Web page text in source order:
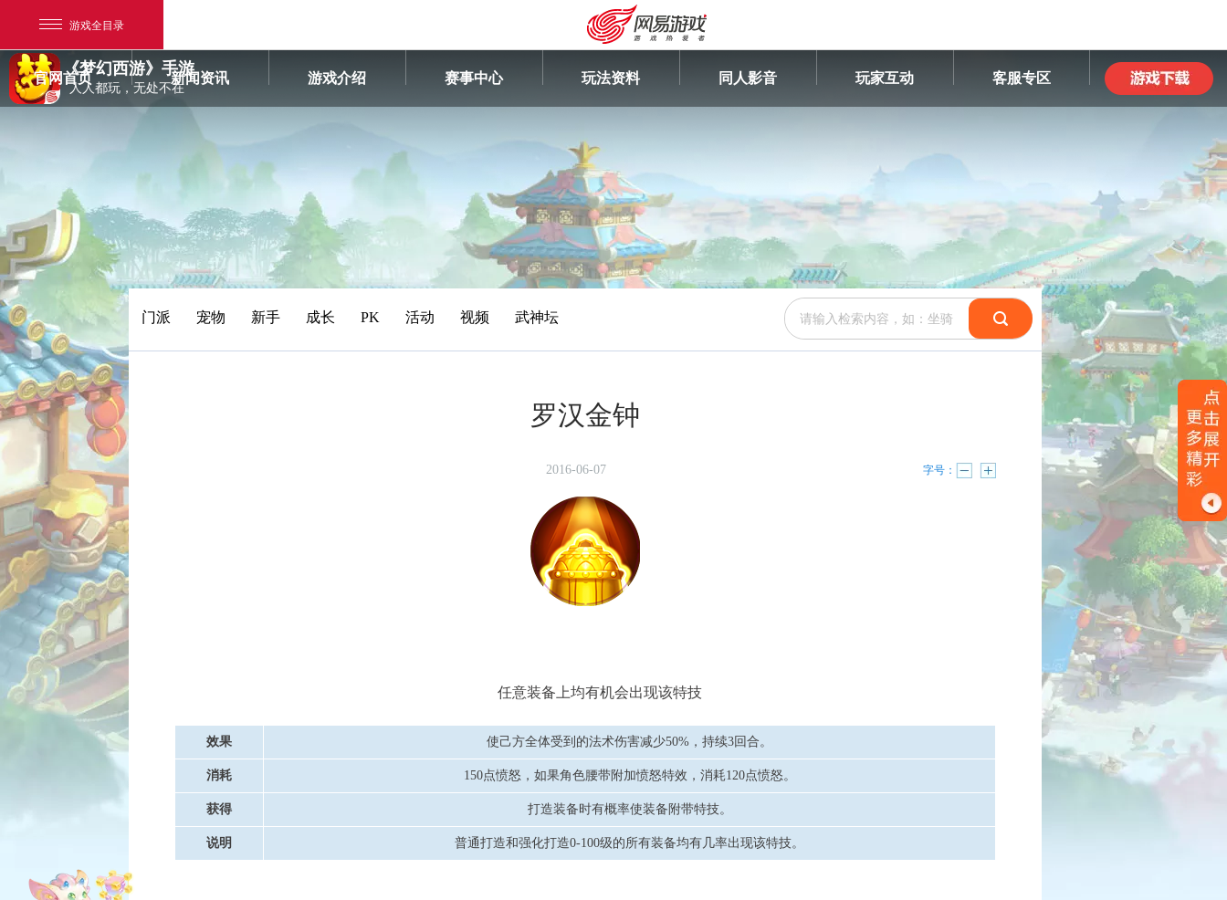
游戏全目录
网易游戏
游戏爱好者
我的足迹： 梦幻西游手游
安卓充值 客服中心
积分赛：1月6日-1月27日
《梦幻西游》手游
人人都玩，无处不在
官网首页 新闻资讯 游戏介绍 赛事中心 玩法资料 同人影音 玩家互动 客服专区
门派 宠物 新手 成长 PK 活动 视频 武神坛
罗汉金钟
2016-06-07 字号：
任意装备上均有机会出现该特技
效果 使己方全体受到的法术伤害减少50%，持续3回合。
消耗 150点愤怒，如果角色腰带附加愤怒特效，消耗120点愤怒。
获得 打造装备时有概率使装备附带特技。
说明 普通打造和强化打造0-100级的所有装备均有几率出现该特技。